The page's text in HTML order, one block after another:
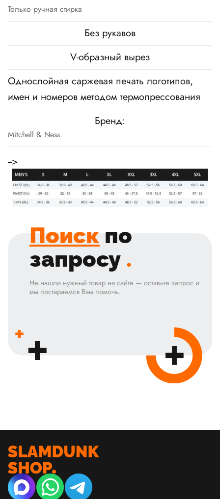
Только ручная стирка
Без рукавов
V-образный вырез
Однослойная саржевая печать логотипов,
имен и номеров методом термопрессования
Бренд:
Mitchell & Ness
-->
Поиск по
запросу .
Не нашли нужный товар на сайте — оставьте запрос и
мы постараемся Вам помочь.